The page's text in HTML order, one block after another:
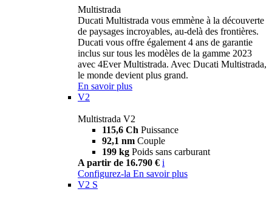
Multistrada
Ducati Multistrada vous emmène à la découverte
de paysages incroyables, au-delà des frontières.
Ducati vous offre également 4 ans de garantie
inclus sur tous les modèles de la gamme 2023
avec 4Ever Multistrada. Avec Ducati Multistrada,
le monde devient plus grand.
En savoir plus
V2
Multistrada V2
115,6 Ch Puissance
92,1 nm Couple
199 kg Poids sans carburant
A partir de 16.790 € i
Configurez-la En savoir plus
V2 S